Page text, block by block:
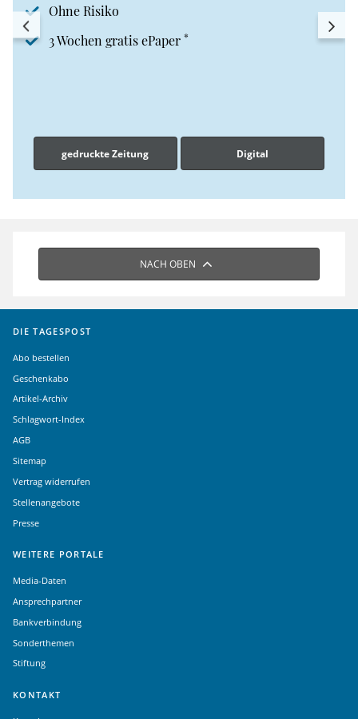
Ohne Risiko
3 Wochen gratis ePaper *
gedruckte Zeitung Digital
NACH OBEN
DIE TAGESPOST
Abo bestellen
Geschenkabo
Artikel-Archiv
Schlagwort-Index
AGB
Sitemap
Vertrag widerrufen
Stellenangebote
Presse
WEITERE PORTALE
Media-Daten
Ansprechpartner
Bankverbindung
Sonderthemen
Stiftung
KONTAKT